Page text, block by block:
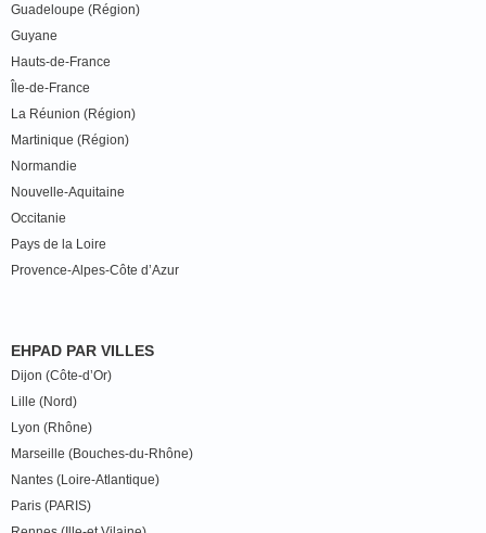
Guadeloupe (Région)
Guyane
Hauts-de-France
Île-de-France
La Réunion (Région)
Martinique (Région)
Normandie
Nouvelle-Aquitaine
Occitanie
Pays de la Loire
Provence-Alpes-Côte d’Azur
EHPAD PAR VILLES
Dijon (Côte-d’Or)
Lille (Nord)
Lyon (Rhône)
Marseille (Bouches-du-Rhône)
Nantes (Loire-Atlantique)
Paris (PARIS)